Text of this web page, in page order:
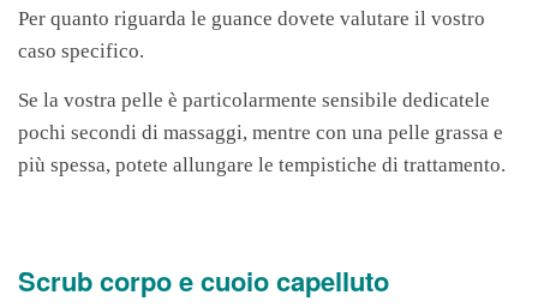
Per quanto riguarda le guance dovete valutare il vostro
caso specifico.
Se la vostra pelle è particolarmente sensibile dedicatele
pochi secondi di massaggi, mentre con una pelle grassa e
più spessa, potete allungare le tempistiche di trattamento.
Scrub corpo e cuoio capelluto